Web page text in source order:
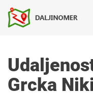
Grcka